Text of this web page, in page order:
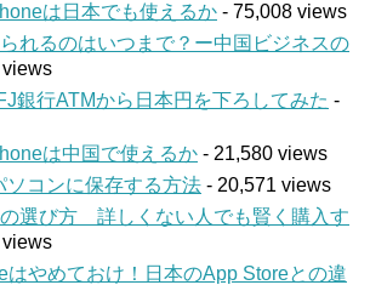
は日本でも使えるか - 75,008 views
れるのはいつまで？ー中国ビジネスの
銀行ATMから日本円を下ろしてみた -
は中国で使えるか - 21,580 views
ソコンに保存する方法 - 20,571 views
の選び方 詳しくない人でも賢く購入す
はやめておけ！日本のApp Storeとの違